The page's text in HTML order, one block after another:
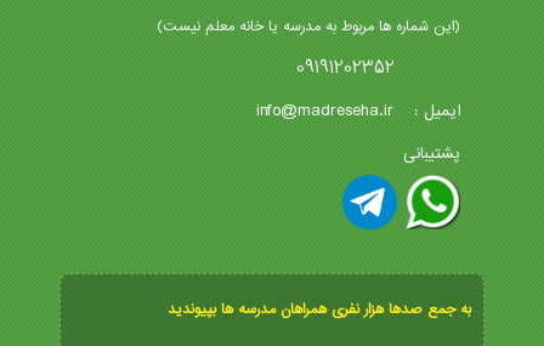
(این شماره ها مربوط به مدرسه یا خانه معلم نیست)
09191202352
ایمیل : info@madreseha.ir
پشتیبانی
به جمع صدها هزار نفری همراهان مدرسه ها بپیوندید